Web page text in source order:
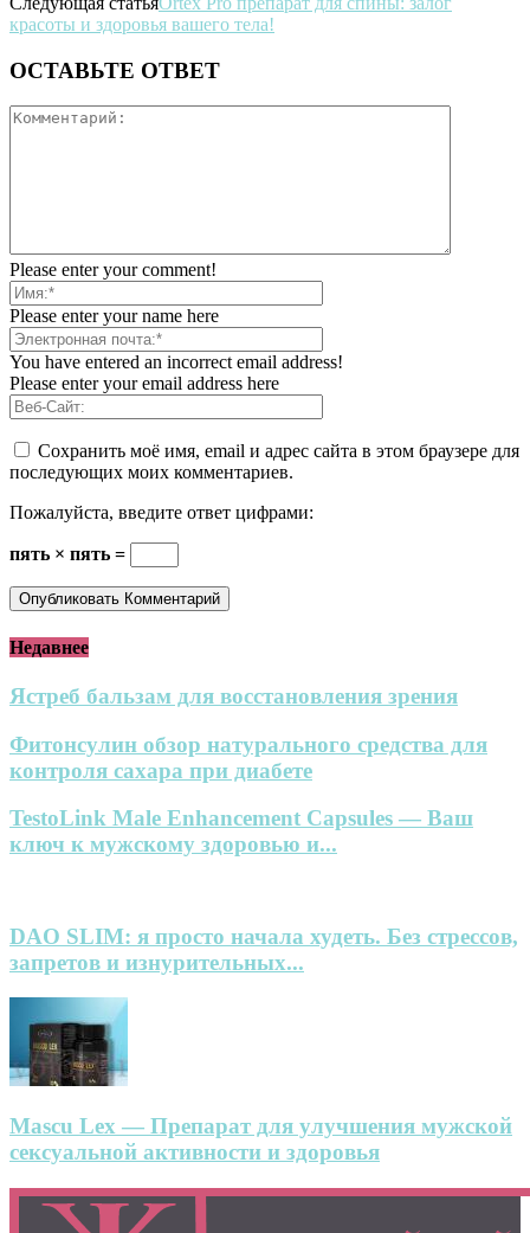
красоты и здоровья вашего тела!
ОСТАВЬТЕ ОТВЕТ
Please enter your comment!
Please enter your name here
You have entered an incorrect email address!
Please enter your email address here
Сохранить моё имя, email и адрес сайта в этом браузере для
последующих моих комментариев.
Пожалуйста, введите ответ цифрами:
пять × пять =
Недавнее
Ястреб бальзам для восстановления зрения
Фитонсулин обзор натурального средства для
контроля сахара при диабете
TestoLink Male Enhancement Capsules — Ваш
ключ к мужскому здоровью и...
DAO SLIM: я просто начала худеть. Без стрессов,
запретов и изнурительных...
Mascu Lex — Препарат для улучшения мужской
сексуальной активности и здоровья